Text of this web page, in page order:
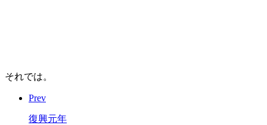
それでは。
Prev
復興元年